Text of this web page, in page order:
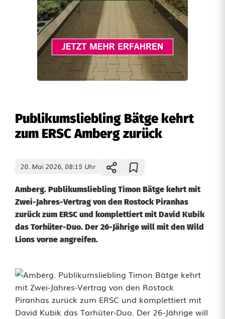
Publikumsliebling Bätge kehrt
zum ERSC Amberg zurück
20. Mai 2026, 08:15 Uhr
Amberg. Publikumsliebling Timon Bätge kehrt mit
Zwei-Jahres-Vertrag von den Rostock Piranhas
zurück zum ERSC und komplettiert mit David Kubik
das Torhüter-Duo. Der 26-Jährige will mit den Wild
Lions vorne angreifen.